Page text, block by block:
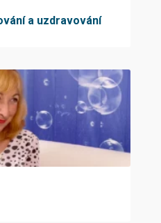
a uzdravování